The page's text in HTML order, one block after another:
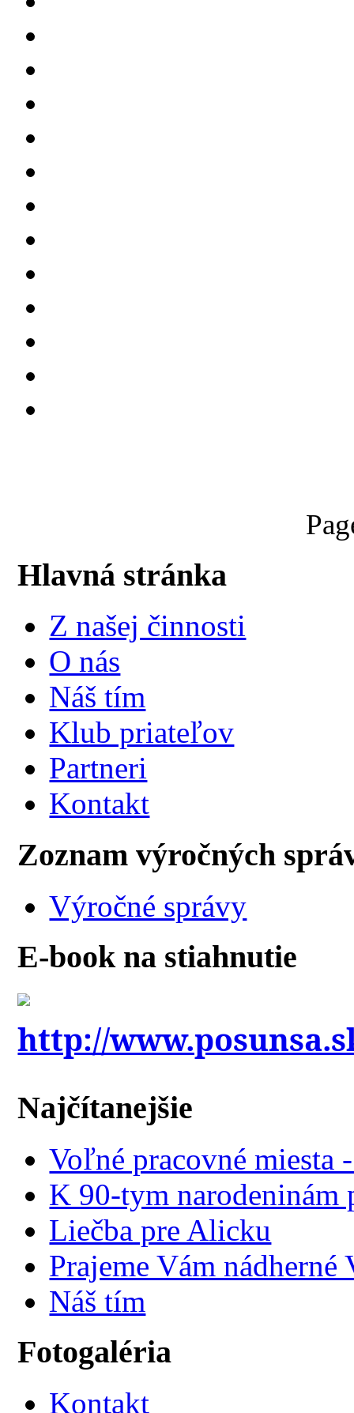
Hlavná stránka
Z našej činnosti
O nás
Náš tím
Klub priateľov
Partneri
Kontakt
Zoznam výročných
Výročné správy
E-book na stiahnutie
http://
Najčítanejšie
Voľné pracovné miesta
K 90-tym narodeninám
Liečba pre Alicku
Prajeme Vám
Náš tím
Fotogaléria
Kontakt